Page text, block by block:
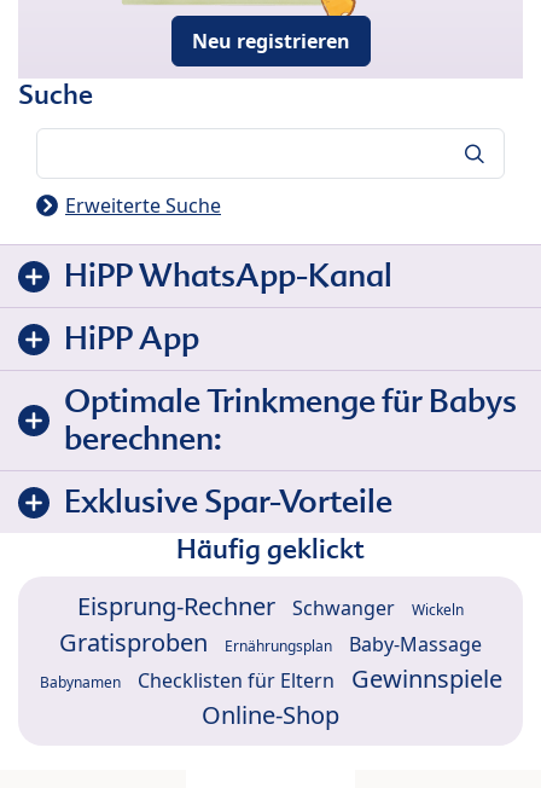
Neu registrieren
Suche
Erweiterte Suche
HiPP WhatsApp-Kanal
HiPP App
Optimale Trinkmenge für Babys
berechnen:
Exklusive Spar-Vorteile
Häufig geklickt
Eisprung-Rechner Schwanger Wickeln
Gratisproben Ernährungsplan Baby-Massage
Babynamen Checklisten für Eltern
Gewinnspiele
Online-Shop